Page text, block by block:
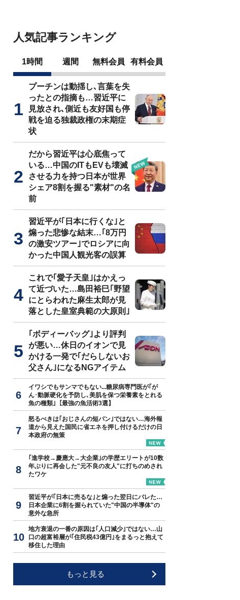
人気記事ランキング
1時間 週間 無料会員 有料会員
プーチンは動揺し､言葉を失
ったとの指摘も…習近平に
見放され､側近も友好国も停
戦を迫る独裁政権の末期症
状
だから習近平は心底焦って
いる…中国のITもEVも壊滅
させる力を持つ日本が世界
シェア8割を握る"素材"の名
前
習近平が｢日本に行くな｣と
煽った悲惨な結末…｢8万円
の激安ツアー｣でロシアに向
かった中国人観光客の誤算
これで｢愛子天皇｣はかえっ
て近づいた…島田裕巳｢野望
にとらわれた麻生太郎が見
落とした皇室典範の大原則｣
｢ボディーバッグ｣より評判
が悪い…休日のイオンで見
かける一発で｢だらしないお
父さん｣になるNGアイテム
イワシでもサンマでもない...糖尿病専門医が｢が
ん･動脈硬化を予防し､美肌を保つ栄養素をとれる
魚の種類｣【最強の魚活術3選】
怒るべきは｢おじさんの短パン｣ではない…海外報
道から見えた国民に省エネを押し付けるだけの日
本政府の無策
｢進学校→慶應大→大企業｣の学歴エリートが10数
年ぶりに再会した"元不良の友人"に打ちのめされ
たワケ
習近平が｢日本に売るな｣と煽った翌日にバレた…
日本企業に6割を握られていた"中国の半導体"の
意外な急所
地方衰退の一番の原因は｢人口減少｣ではない…山
口の超富裕層が｢住民税43億円｣をまるっと抱えて
移住した理由
もっと見る